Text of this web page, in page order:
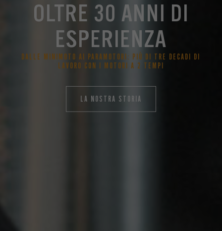
OLTRE 30 ANNI DI
ESPERIENZA
DALLE MINIMOTO AI PARAMOTORI: PIÙ DI TRE DECADI DI
LAVORO CON I MOTORI A 2 TEMPI
LA NOSTRA STORIA